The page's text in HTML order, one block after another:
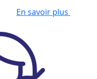
En savoir plus